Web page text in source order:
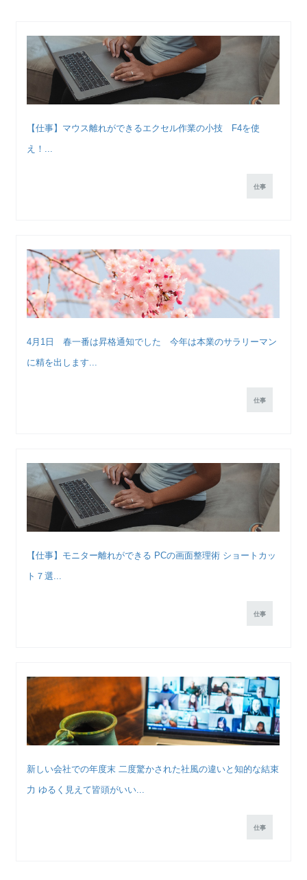
【仕事】マウス離れができるエクセル作業の小技 F4を使
え！...
仕事
4月1日 春一番は昇格通知でした 今年は本業のサラリーマン
に精を出します...
仕事
【仕事】モニター離れができる PCの画面整理術 ショートカッ
ト７選...
仕事
新しい会社での年度末 二度驚かされた社風の違いと知的な結束
力 ゆるく見えて皆頭がいい...
仕事